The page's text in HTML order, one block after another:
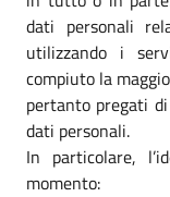
dati personali
utilizzando i
compiuto la
pertanto pregati
dati personali.
In particolare,
momento: